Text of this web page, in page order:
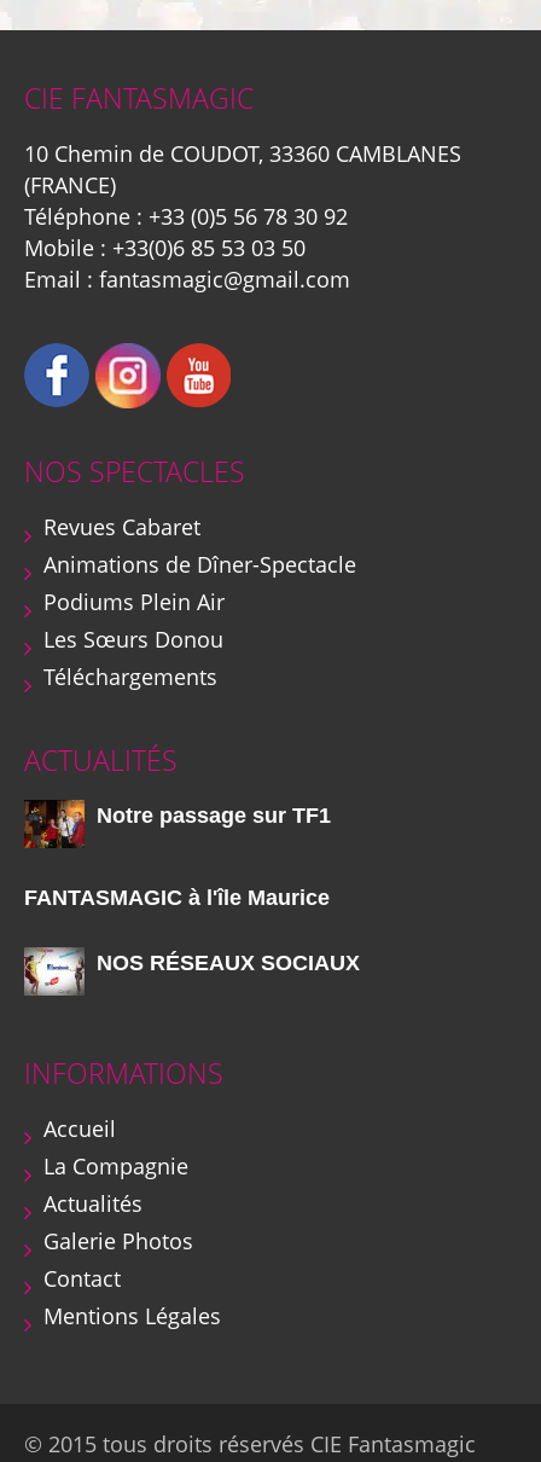
CIE FANTASMAGIC
10 Chemin de COUDOT, 33360 CAMBLANES
(FRANCE)
Téléphone : +33 (0)5 56 78 30 92
Mobile : +33(0)6 85 53 03 50
Email : fantasmagic@gmail.com
NOS SPECTACLES
Revues Cabaret
Animations de Dîner-Spectacle
Podiums Plein Air
Les Sœurs Donou
Téléchargements
ACTUALITÉS
Notre passage sur TF1
FANTASMAGIC à l'île Maurice
NOS RÉSEAUX SOCIAUX
INFORMATIONS
Accueil
La Compagnie
Actualités
Galerie Photos
Contact
Mentions Légales
© 2015 tous droits réservés CIE Fantasmagic